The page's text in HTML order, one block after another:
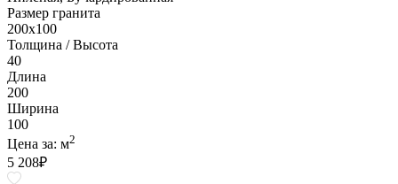
Размер гранита
200х100
Толщина / Высота
40
Длина
200
Ширина
100
Цена за: м2
5 208₽